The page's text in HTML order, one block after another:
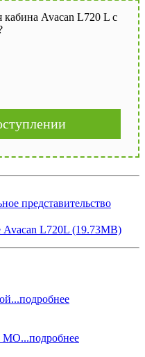
кабина Avacan L720 L с
представительство
L720L (19.73MB)
МО...подробнее